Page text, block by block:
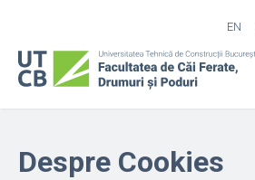
EN
Despre Cookies